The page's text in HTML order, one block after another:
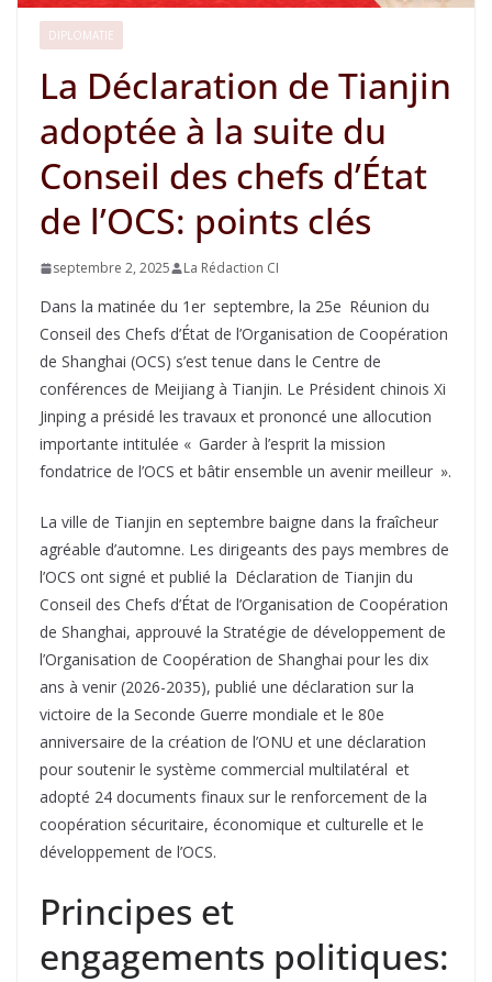
DIPLOMATIE
La Déclaration de Tianjin
adoptée à la suite du
Conseil des chefs d’État
de l’OCS: points clés
septembre 2, 2025 La Rédaction CI
Dans la matinée du 1er septembre, la 25e Réunion du
Conseil des Chefs d’État de l’Organisation de Coopération
de Shanghai (OCS) s’est tenue dans le Centre de
conférences de Meijiang à Tianjin. Le Président chinois Xi
Jinping a présidé les travaux et prononcé une allocution
importante intitulée « Garder à l’esprit la mission
fondatrice de l’OCS et bâtir ensemble un avenir meilleur ».
La ville de Tianjin en septembre baigne dans la fraîcheur
agréable d’automne. Les dirigeants des pays membres de
l’OCS ont signé et publié la Déclaration de Tianjin du
Conseil des Chefs d’État de l’Organisation de Coopération
de Shanghai, approuvé la Stratégie de développement de
l’Organisation de Coopération de Shanghai pour les dix
ans à venir (2026-2035), publié une déclaration sur la
victoire de la Seconde Guerre mondiale et le 80e
anniversaire de la création de l’ONU et une déclaration
pour soutenir le système commercial multilatéral et
adopté 24 documents finaux sur le renforcement de la
coopération sécuritaire, économique et culturelle et le
développement de l’OCS.
Principes et
engagements politiques: